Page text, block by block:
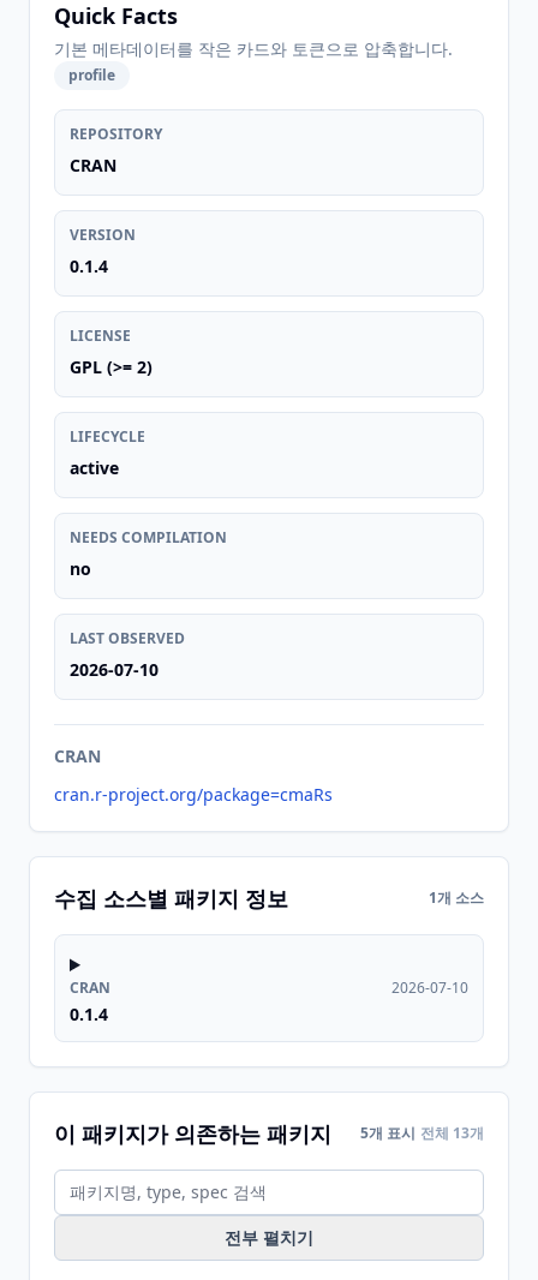
Quick Facts
기본 메타데이터를 작은 카드와 토큰으로 압축합니다.
profile
REPOSITORY
CRAN
VERSION
0.1.4
LICENSE
GPL (>= 2)
LIFECYCLE
active
NEEDS COMPILATION
no
LAST OBSERVED
2026-07-10
CRAN
cran.r-project.org/package=cmaRs
수집 소스별 패키지 정보 1개 소스
CRAN
0.1.4
2026-07-10
이 패키지가 의존하는 패키지 5개 표시 전체 13개
전부 펼치기